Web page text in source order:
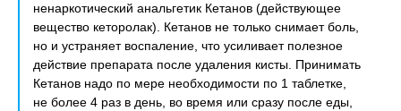
ненаркотический анальгетик Кетанов (действующее
вещество кеторолак). Кетанов не только снимает боль,
но и устраняет воспаление, что усиливает полезное
действие препарата после удаления кисты. Принимать
Кетанов надо по мере необходимости по 1 таблетке,
не более 4 раз в день, во время или сразу после еды,